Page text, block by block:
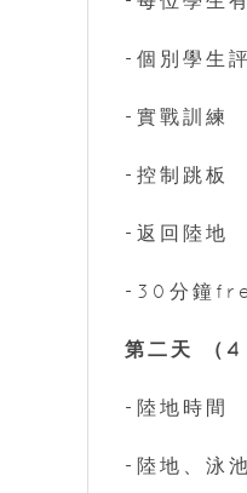
-個別學生
-實戰訓練
-控制跳板
-返回陸地
-30分鐘
第二天 （4
-陸地時間
-陸地、泳